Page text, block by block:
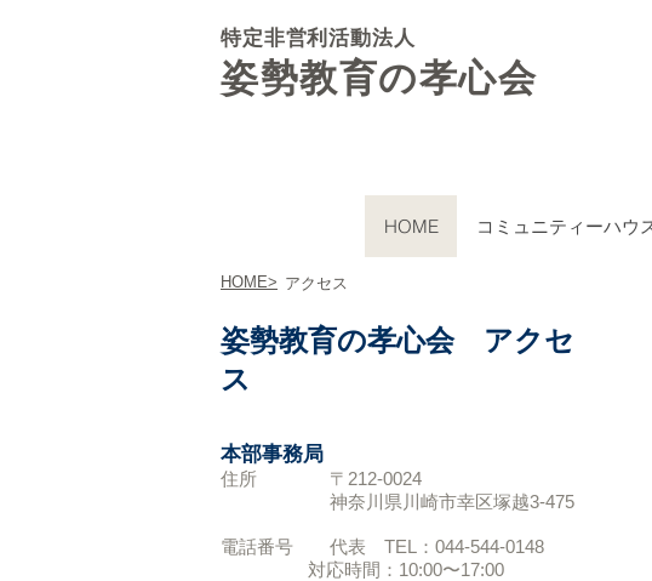
特定非営利活動法人
姿勢教育の孝心会
HOME コミュニティーハウ
HOME> アクセス
​姿勢教育の孝心会 アクセ
ス
本部事務局
住所 〒212-0024
神奈川県川崎市幸区塚越3-475
電話番号 代表 TEL：044-544-0148
対応時間：10:00〜17:00